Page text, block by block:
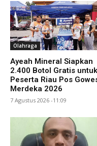
Olahraga
Ayeah Mineral Siapkan
2.400 Botol Gratis untuk
Peserta Riau Pos
Merdeka 2026
7 Agustus 2026 -11:09